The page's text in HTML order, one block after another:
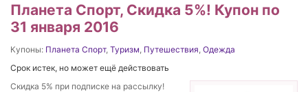
Планета Спорт, Скидка 5%! Купон по
31 января 2016
Купоны: Планета Спорт, Туризм Путешествия Одежда
Срок истек, но может ещё действовать
Скидка 5% при подписке на рассылку!